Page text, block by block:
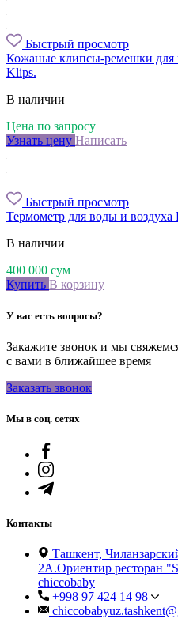
Быстрый просмотр
Кожаные клипсы-ремешки
Klips.
В наличии
Цена по запросу
Узнать цену Написать
Быстрый просмотр
Термометр для воды и
В наличии
400 000 сум
Купить В корзину
У вас есть вопросы?
Закажите звонок и мы
с вами в ближайшее время
Заказать звонок
Мы в соц. сетях
Контакты
Ташкент,
2А.Ориентир ресторан
chiccobaby
+998 97 424 14 98